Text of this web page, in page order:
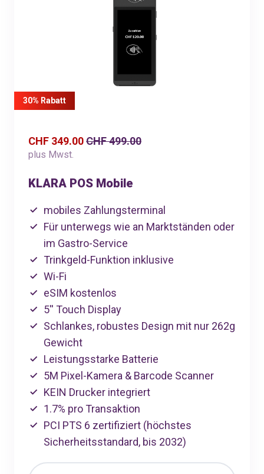
30% Rabatt
CHF 349.00CHF 499.00
plus Mwst.
KLARA POS Mobile
mobiles Zahlungsterminal
Für unterwegs wie an Marktständen oder
im Gastro-Service
Trinkgeld-Funktion inklusive
Wi-Fi
eSIM kostenlos
5'' Touch Display
Schlankes, robustes Design mit nur 262g
Gewicht
Leistungsstarke Batterie
5M Pixel-Kamera & Barcode Scanner
KEIN Drucker integriert
1.7% pro Transaktion
PCI PTS 6 zertifiziert (höchstes
Sicherheitsstandard, bis 2032)